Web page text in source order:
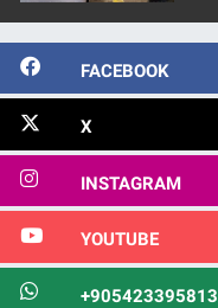
FACEBOOK
X
INSTAGRAM
YOUTUBE
+905423395813